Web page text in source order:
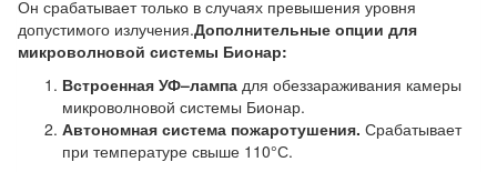
Он срабатывает только в случаях превышения уровня
допустимого излучения.Дополнительные опции для
микроволновой системы Бионар:
Встроенная УФ–лампа для обеззараживания камеры
микроволновой системы Бионар.
Автономная система пожаротушения. Срабатывает
при температуре свыше 110°С.